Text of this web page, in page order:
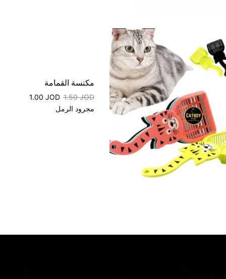
مكنسة القمامة
1.50JOD
1.00 JOD
مجرود الرمل